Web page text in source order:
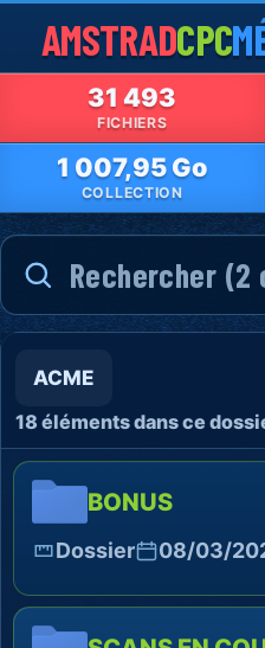
AMSTRADCPC
31 493
FICHIERS
1 007,95 Go
COLLECTION
ACME
18 éléments dans ce
BONUS
Dossier 08/03/